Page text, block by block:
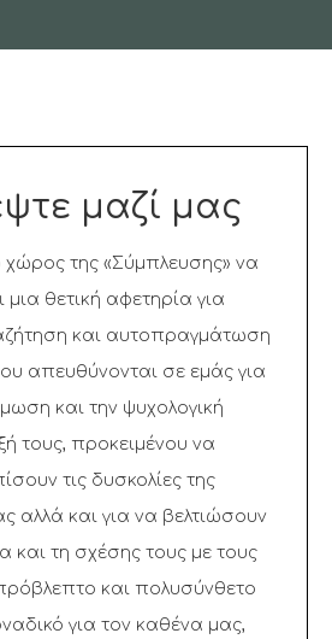
μαζί μας
χώρος της «Σύμπλευσης» να
μια θετική αφετηρία για
και αυτοπραγμάτωση
απευθύνονται σε εμάς για
και την ψυχολογική
τους, προκειμένου να
τις δυσκολίες της
αλλά και για να βελτιώσουν
και τη σχέσης τους με τους
και πολυσύνθετο
για τον καθένα μας,